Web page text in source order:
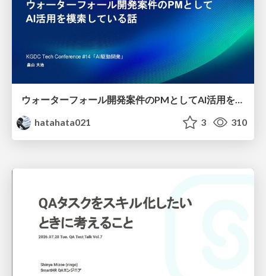
ウォーターフォール開発案件のPMとしてAI活用を模索している話
hatahata021
3 310